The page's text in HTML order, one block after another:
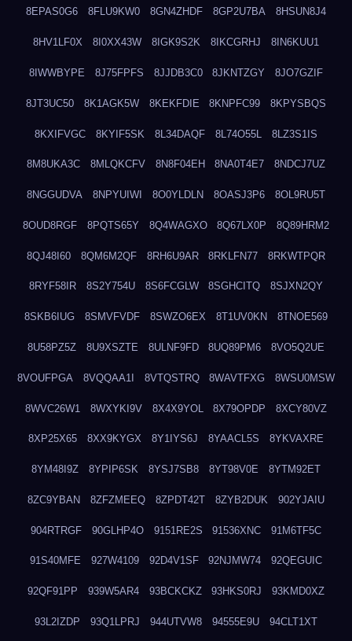
8EPAS0G6 8FLU9KW0 8GN4ZHDF 8GP2U7BA 8HSUN8J4
8HV1LF0X 8I0XX43W 8IGK9S2K 8IKCGRHJ 8IN6KUU1
8IWWBYPE 8J75FPFS 8JJDB3C0 8JKNTZGY 8JO7GZIF
8JT3UC50 8K1AGK5W 8KEKFDIE 8KNPFC99 8KPYSBQS
8KXIFVGC 8KYIF5SK 8L34DAQF 8L74O55L 8LZ3S1IS
8M8UKA3C 8MLQKCFV 8N8F04EH 8NA0T4E7 8NDCJ7UZ
8NGGUDVA 8NPYUIWI 8O0YLDLN 8OASJ3P6 8OL9RU5T
8OUD8RGF 8PQTS65Y 8Q4WAGXO 8Q67LX0P 8Q89HRM2
8QJ48I60 8QM6M2QF 8RH6U9AR 8RKLFN77 8RKWTPQR
8RYF58IR 8S2Y754U 8S6FCGLW 8SGHCITQ 8SJXN2QY
8SKB6IUG 8SMVFVDF 8SWZO6EX 8T1UV0KN 8TNOE569
8U58PZ5Z 8U9XSZTE 8ULNF9FD 8UQ89PM6 8VO5Q2UE
8VOUFPGA 8VQQAA1I 8VTQSTRQ 8WAVTFXG 8WSU0MSW
8WVC26W1 8WXYKI9V 8X4X9YOL 8X79OPDP 8XCY80VZ
8XP25X65 8XX9KYGX 8Y1IYS6J 8YAACL5S 8YKVAXRE
8YM48I9Z 8YPIP6SK 8YSJ7SB8 8YT98V0E 8YTM92ET
8ZC9YBAN 8ZFZMEEQ 8ZPDT42T 8ZYB2DUK 902YJAIU
904RTRGF 90GLHP4O 9151RE2S 91536XNC 91M6TF5C
91S40MFE 927W4109 92D4V1SF 92NJMW74 92QEGUIC
92QF91PP 939W5AR4 93BCKCKZ 93HKS0RJ 93KMD0XZ
93L2IZDP 93Q1LPRJ 944UTVW8 94555E9U 94CLT1XT